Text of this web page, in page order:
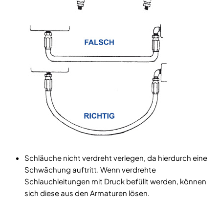
Schläuche nicht verdreht verlegen, da hierdurch eine
Schwächung auftritt. Wenn verdrehte
Schlauchleitungen mit Druck befüllt werden, können
sich diese aus den Armaturen lösen.